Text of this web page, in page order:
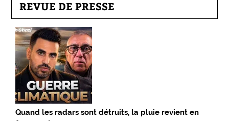
REVUE DE PRESSE
Quand les radars sont détruits, la pluie revient en